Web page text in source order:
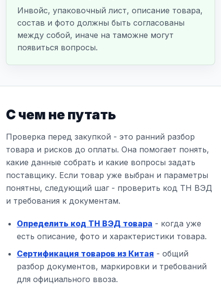
Инвойс, упаковочный лист, описание товара,
состав и фото должны быть согласованы
между собой, иначе на таможне могут
появиться вопросы.
С чем не путать
Проверка перед закупкой - это ранний разбор
товара и рисков до оплаты. Она помогает понять,
какие данные собрать и какие вопросы задать
поставщику. Если товар уже выбран и параметры
понятны, следующий шаг - проверить код ТН ВЭД
и требования к документам.
Определить код ТН ВЭД товара - когда уже
есть описание, фото и характеристики товара.
Сертификация товаров из Китая - общий
разбор документов, маркировки и требований
для официального ввоза.